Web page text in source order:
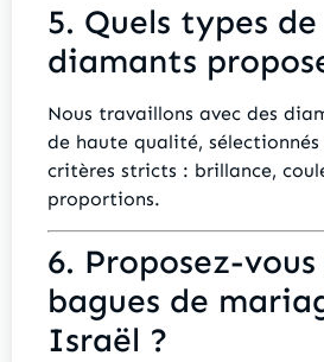
5. Quels types de
diamants
Nous travaillons avec des
de haute qualité, sélectionnés
critères stricts : brillance,
proportions.
6. Proposez-vous
bagues de
Israël ?